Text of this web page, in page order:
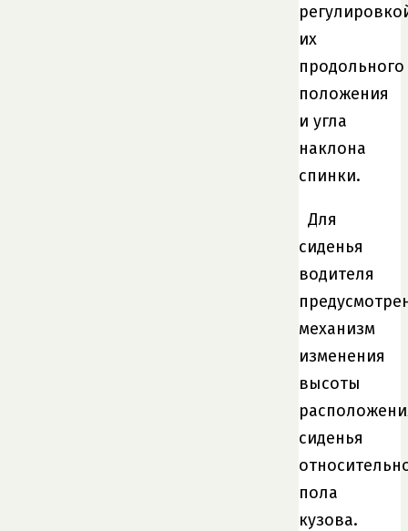
их
продольного
положения
и угла
наклона
спинки.
Для
сиденья
водителя
механизм
изменения
высоты
сиденья
пола
кузова.